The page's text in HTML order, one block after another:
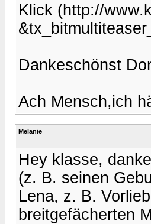
Klick (http://
Dankeschönst
Ach Mensch,ich
Melanie
Hey klasse,
(z. B. seinen
Lena, z. B.
breitgefächerten